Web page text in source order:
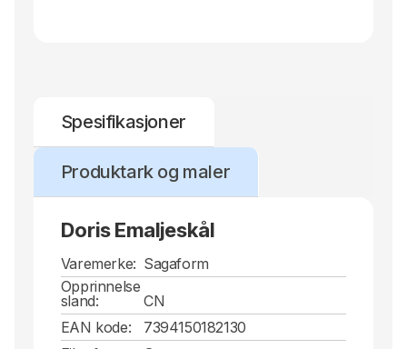
Spesifikasjoner
Produktark og maler
Doris Emaljeskål
Varemerke: Sagaform
Opprinnelse
sland:
CN
EAN kode:
7394150182130